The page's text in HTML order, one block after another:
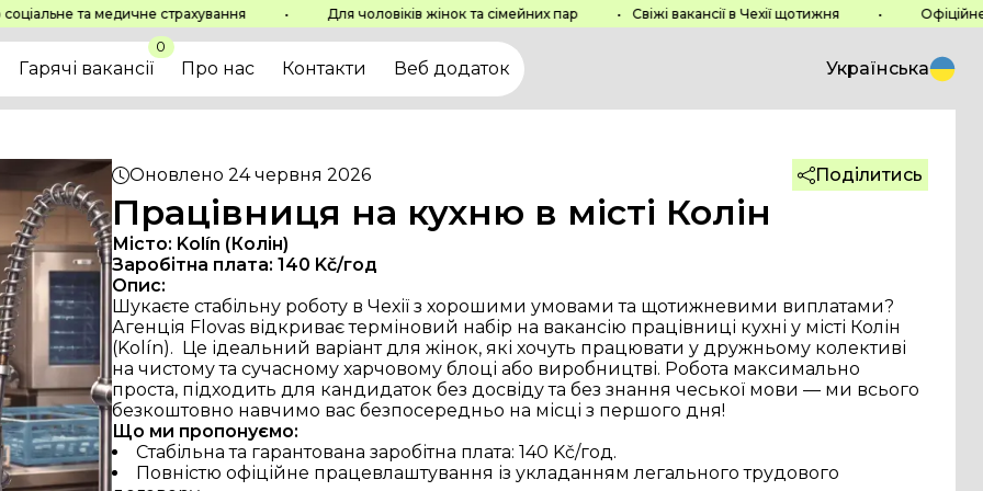
та медичне страхування Для чоловіків жінок та сімейних пар Свіжі вакансії в Чехії щотижня Офіційне
Гарячі вакансії
0
Про нас Контакти Веб додаток Українська
Оновлено 24 червня 2026 Поділитись
Працівниця на кухню в місті Колін
Місто: Kolín (Колін)
Заробітна плата: 140 Kč/год
Опис:
Шукаєте стабільну роботу в Чехії з хорошими умовами та щотижневими виплатами?
Агенція Flovas відкриває терміновий набір на вакансію працівниці кухні у місті Колін
(Kolín).  Це ідеальний варіант для жінок, які хочуть працювати у дружньому колективі
на чистому та сучасному харчовому блоці або виробництві. Робота максимально
проста, підходить для кандидаток без досвіду та без знання чеської мови — ми всього
безкоштовно навчимо вас безпосередньо на місці з першого дня!
Що ми пропонуємо:
Стабільна та гарантована заробітна плата: 140 Kč/год.
Повністю офіційне працевлаштування із укладанням легального трудового
Навігація
Головна
Гарячі вакансії
Контакти
Зв'яжіться з нами
+420 777 957 290
info@neresen.cz
Робочі години
Слідкуйте за нами
Instagram
TikTok